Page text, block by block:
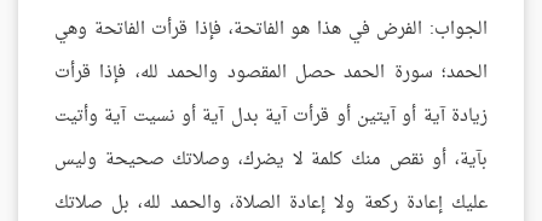
الجواب: الفرض في هذا هو الفاتحة، فإذا قرأت الفاتحة وهي
الحمد؛ سورة الحمد حصل المقصود والحمد لله، فإذا قرأت
زيادة آية أو آيتين أو قرأت آية بدل آية أو نسيت آية وأتيت
بآية، أو نقص منك كلمة لا يضرك، وصلاتك صحيحة وليس
عليك إعادة ركعة ولا إعادة الصلاة، والحمد لله، بل صلاتك